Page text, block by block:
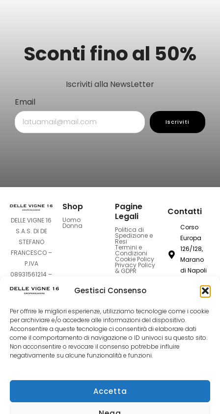
Gestisci Consenso
Per offrire le migliori esperienze, utilizziamo tecnologie come i cookie
per archiviare e/o accedere alle informazioni del dispositivo.
Acconsentire a queste tecnologie ci consentirà di elaborare dati
come il comportamento di navigazione o ID univoci su questo sito.
Non acconsentire o revocare il consenso potrebbe influire
negativamente su alcune funzionalità e funzioni.
Accetta
Sconti fino al 50%
Iscriviti alla NewsLetter
Email
Iscriviti
DELLE VIGNE 16
S.A.S. DI DE
STEFANO
FRANCESCO –
P.IVA
08931561214 –
Sede Legale:
Corso Europa
80016 Marano
di Napoli (NA)
F
a
c
I
n
s
T
i
k
Shop
Uomo
Donna
Pagine
Legali
Politica di
Spedizione e
Resi
Termini e
Condizioni
Cookie Policy
Privacy Policy
& GDPR
Contatti
Corso
Europa
126/128,
Marano
di Napoli
081
7420994